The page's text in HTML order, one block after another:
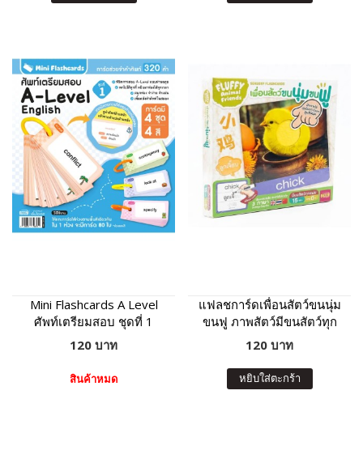
Mini Flashcards A Level
ศัพท์เตรียมสอบ ชุดที่ 1
120 บาท
สินค้าหมด
แฟลชการ์ดเพื่อนสัตว์ขนนุ่ม
ขนฟู ภาพสัตว์มีขนสัตว์ทุก
แผ่น พร้อมคำศัพท์ 3 ภาษา
ฝึกเขียนได้
120 บาท
หยิบใส่ตะกร้า